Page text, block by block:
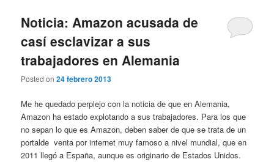
Noticia: Amazon acusada de
casí esclavizar a sus
trabajadores en Alemania
Posted on24 febrero 2013
Me he quedado perplejo con la noticia de que en Alemania,
Amazon ha estado explotando a sus trabajadores. Para los que
no sepan lo que es Amazon, deben saber de que se trata de un
portalde venta por internet muy famoso a nivel mundial, que en
2011 llegó a España, aunque es originario de Estados Unidos.